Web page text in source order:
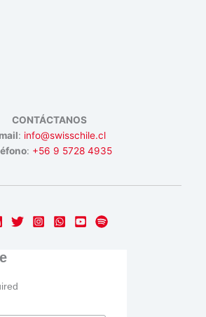
CONTÁCTANOS
: info@swisschile.cl
: +56 9 5728 4935